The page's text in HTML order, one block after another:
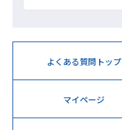
よくある質問トップ
マイページ